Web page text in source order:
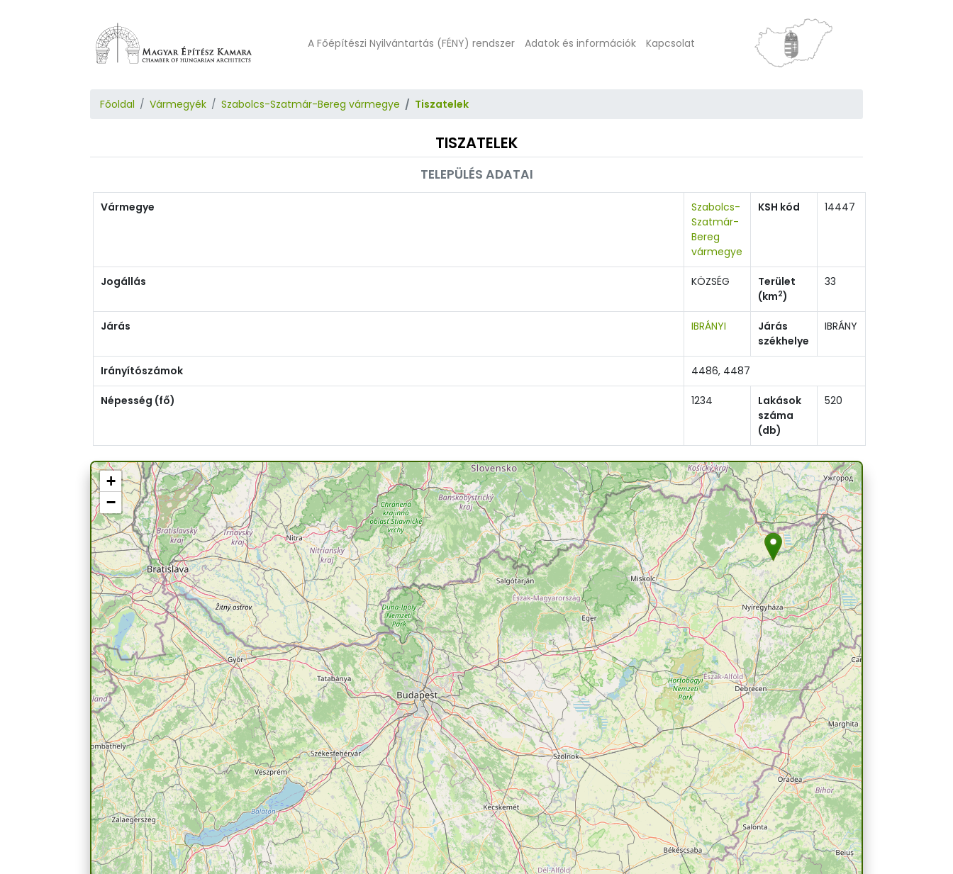
A Főépítészi Nyilvántartás (FÉNY) rendszer Adatok és információk Kapcsolat
Főoldal Vármegyék Szabolcs-Szatmár-Bereg vármegye Tiszatelek
TISZATELEK
TELEPÜLÉS ADATAI
Vármegye
Szabolcs-
Szatmár-
Bereg
vármegye
KSH kód 14447
Jogállás KÖZSÉG
Terület
(km2)
33
Járás IBRÁNYI
Járás
székhelye
IBRÁNY
Irányítószámok 4486, 4487
Népesség (fő) 1234
Lakások
száma
(db)
520
+
−